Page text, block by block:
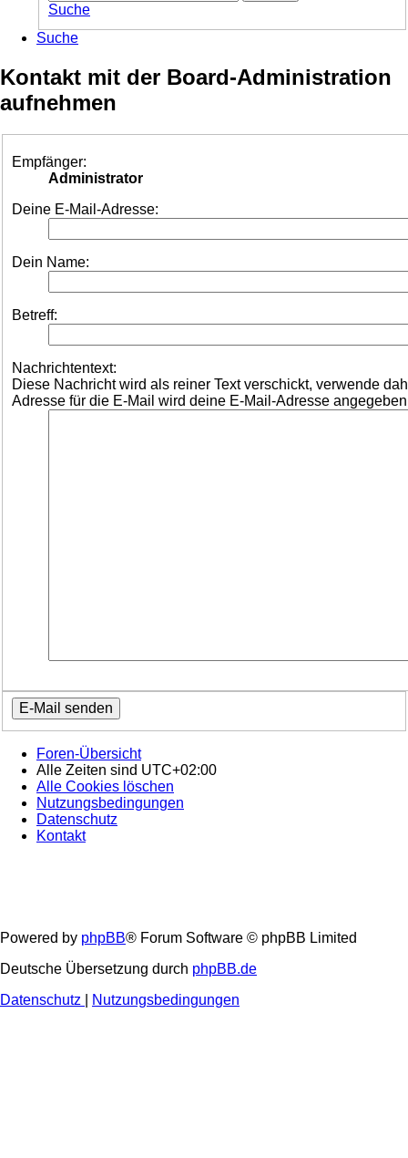
Suche
Suche
Kontakt mit der Board-Administration
aufnehmen
Empfänger:
Administrator
Deine E-Mail-Adresse:
Dein Name:
Betreff:
Nachrichtentext:
Diese Nachricht wird als reiner Text verschickt, verwende
Adresse für die E-Mail wird deine E-Mail-Adresse
Foren-Übersicht
Alle Zeiten sind UTC+02:00
Alle Cookies löschen
Nutzungsbedingungen
Datenschutz
Kontakt
Powered by phpBB® Forum Software © phpBB Limited
Deutsche Übersetzung durch phpBB.de
Datenschutz
Nutzungsbedingungen